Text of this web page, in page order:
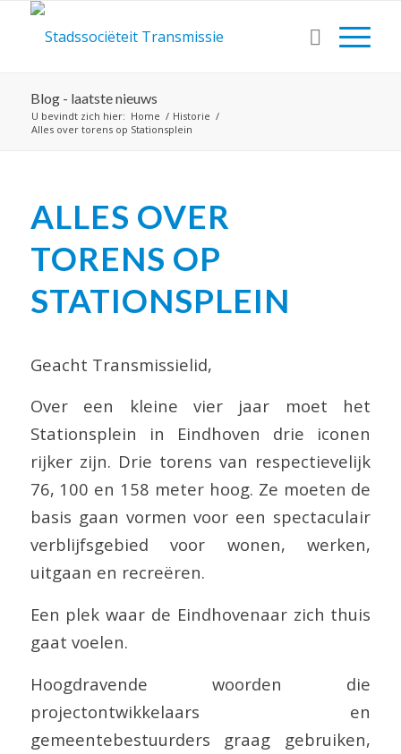
Blog - laatste nieuws
U bevindt zich hier: Home / Historie /
Alles over torens op Stationsplein
ALLES OVER
TORENS OP
STATIONSPLEIN
Geacht Transmissielid,
Over een kleine vier jaar moet het
Stationsplein in Eindhoven drie iconen
rijker zijn. Drie torens van respectievelijk
76, 100 en 158 meter hoog. Ze moeten de
basis gaan vormen voor een spectaculair
verblijfsgebied voor wonen, werken,
uitgaan en recreëren.
Een plek waar de Eindhovenaar zich thuis
gaat voelen.
Hoogdravende woorden die
projectontwikkelaars en
gemeentebestuurders graag gebruiken,